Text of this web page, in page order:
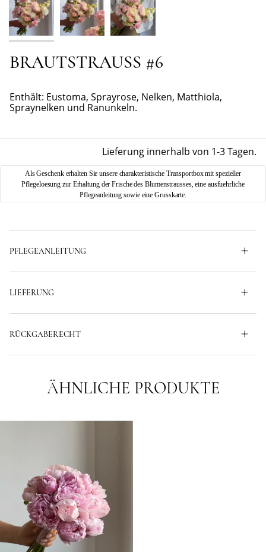
BRAUTSTRAUSS #6
Enthält: Eustoma, Sprayrose, Nelken, Matthiola,
Spraynelken und Ranunkeln.
Lieferung innerhalb von 1-3 Tagen.
Als Geschenk erhalten Sie unsere charakteristische Transportbox mit spezieller
Pflegeloesung zur Erhaltung der Frische des Blumenstrausses, eine ausfuehrliche
Pflegeanleitung sowie eine Grusskarte.
PFLEGEANLEITUNG
LIEFERUNG
RÜCKGABERECHT
ÄHNLICHE PRODUKTE